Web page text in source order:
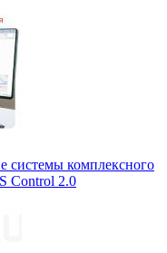
системы комплексного
Control 2.0